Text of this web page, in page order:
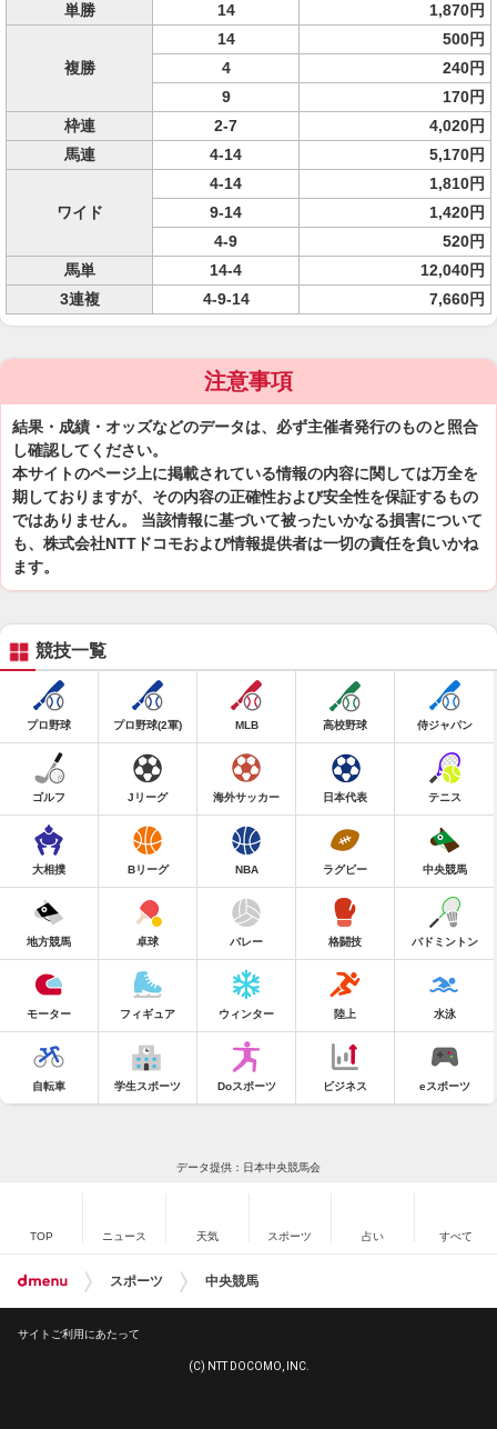
単勝 14 1,870円
複勝
14
500円
4
240円
9
170円
枠連
2-7
4,020円
馬連
4-14 5,170円
ワイド
4-14
1,810円
9-14
1,420円
4-9
520円
馬単
14-4
12,040円
3連複
4-9-14 7,660円
注意事項
結果・成績・オッズなどのデータは、必ず主催者発行のものと照合
し確認してください。
本サイトのページ上に掲載されている情報の内容に関しては万全を
期しておりますが、その内容の正確性および安全性を保証するもの
ではありません。 当該情報に基づいて被ったいかなる損害について
も、株式会社NTTドコモおよび情報提供者は一切の責任を負いかね
ます。
競技一覧
プロ野球 プロ野球(2軍) MLB 高校野球 侍ジャパン
ゴルフ Jリーグ 海外サッカー 日本代表 テニス
大相撲 Bリーグ NBA ラグビー 中央競馬
地方競馬 卓球 バレー 格闘技 バドミントン
モーター フィギュア ウィンター 陸上 水泳
自転車 学生スポーツ Doスポーツ ビジネス eスポーツ
データ提供：日本中央競馬会
TOP ニュース 天気 スポーツ 占い すべて
スポーツ 中央競馬
サイトご利用にあたって
(C) NTT DOCOMO, INC.